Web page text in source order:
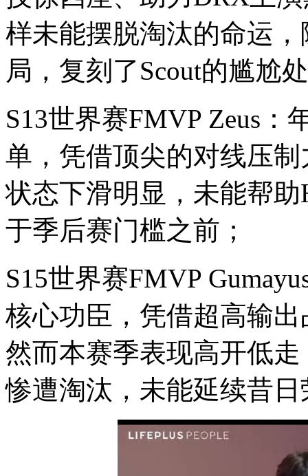
样未能摆脱淘汰的命运
局，复刻了Scout的尴尬
S13世界赛FMVP Zeus
单，凭借顶尖的对线压
状态下滑明显，未能帮
于季后赛门槛之前；
S15世界赛FMVP
核心功臣，凭借超高输
然而本赛季表现高开低
惨遭淘汰，未能延续昔日